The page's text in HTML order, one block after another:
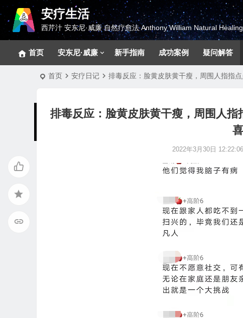
安疗生活
西芹汁 安东尼·威廉 自然疗愈法 Anthony William Natural Healing
首页 安东尼·威廉 新手指南 成功案例 疑问解答
首页 安疗日记 排毒反应：脸黄皮肤黄干瘦，周围人指指
排毒反应：脸黄皮肤黄干瘦，周围人
2022年3月30日 12:22:06